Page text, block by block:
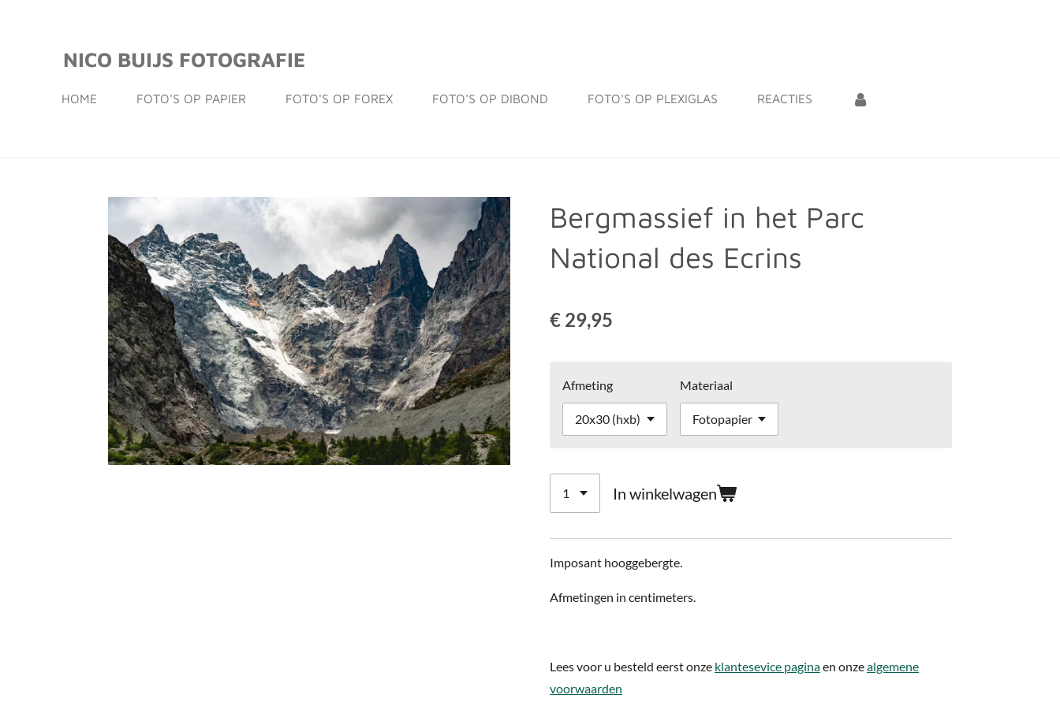
hoofdinhoud
NICO BUIJS FOTOGRAFIE
HOME FOTO'S OP PAPIER FOTO'S OP FOREX FOTO'S OP DIBOND FOTO'S OP PLEXIGLAS REACTIES
Bergmassief in het Parc
National des Ecrins
€ 29,95
Afmeting Materiaal
In winkelwagen
Imposant hooggebergte.
Afmetingen in centimeters.
Lees voor u besteld eerst onze klantesevice paginaen onzealgemene
voorwaarden